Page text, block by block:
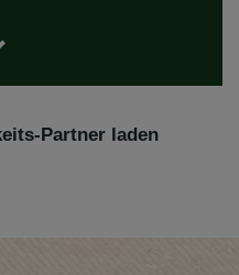
Partner laden